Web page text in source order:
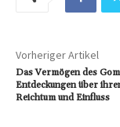
Vorheriger Artikel
Das Vermögen des
Entdeckungen über
Reichtum und Einfluss